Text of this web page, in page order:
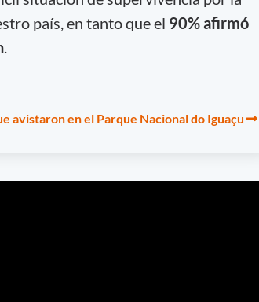
país, en tanto que el 90% afirmó
.
avistaron en el Parque Nacional do Iguaçu